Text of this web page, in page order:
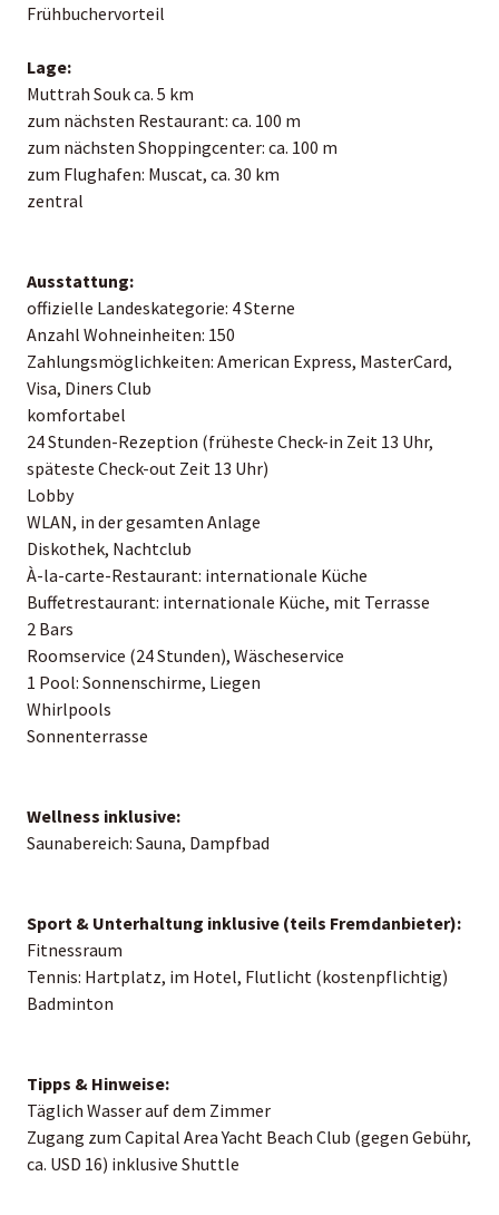
Frühbuchervorteil
Lage:
Muttrah Souk ca. 5 km
zum nächsten Restaurant: ca. 100 m
zum nächsten Shoppingcenter: ca. 100 m
zum Flughafen: Muscat, ca. 30 km
zentral
Ausstattung:
offizielle Landeskategorie: 4 Sterne
Anzahl Wohneinheiten: 150
Zahlungsmöglichkeiten: American Express, MasterCard,
Visa, Diners Club
komfortabel
24 Stunden-Rezeption (früheste Check-in Zeit 13 Uhr,
späteste Check-out Zeit 13 Uhr)
Lobby
WLAN, in der gesamten Anlage
Diskothek, Nachtclub
À-la-carte-Restaurant: internationale Küche
Buffetrestaurant: internationale Küche, mit Terrasse
2 Bars
Roomservice (24 Stunden), Wäscheservice
1 Pool: Sonnenschirme, Liegen
Whirlpools
Sonnenterrasse
Wellness inklusive:
Saunabereich: Sauna, Dampfbad
Sport & Unterhaltung inklusive (teils Fremdanbieter):
Fitnessraum
Tennis: Hartplatz, im Hotel, Flutlicht (kostenpflichtig)
Badminton
Tipps & Hinweise:
Täglich Wasser auf dem Zimmer
Zugang zum Capital Area Yacht Beach Club (gegen Gebühr,
ca. USD 16) inklusive Shuttle